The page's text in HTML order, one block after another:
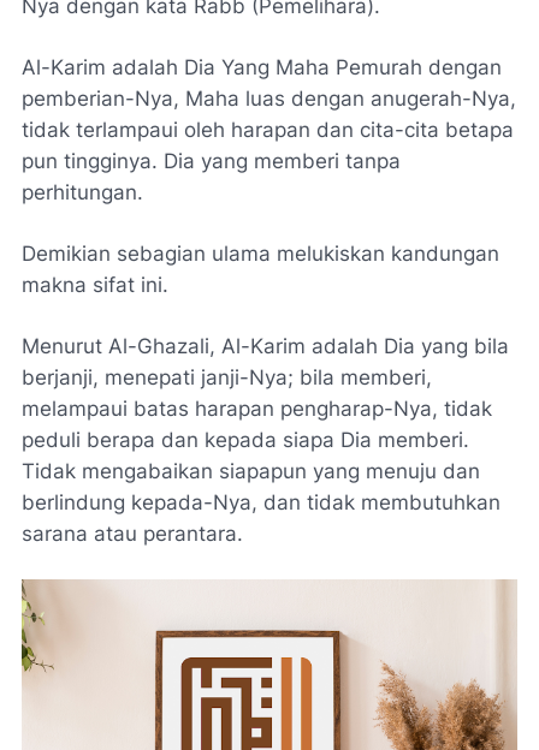
Nya dengan kata Rabb (Pemelihara).
Al-Karim adalah Dia Yang Maha Pemurah dengan
pemberian-Nya, Maha luas dengan anugerah-Nya,
tidak terlampaui oleh harapan dan cita-cita betapa
pun tingginya. Dia yang memberi tanpa
perhitungan.
Demikian sebagian ulama melukiskan kandungan
makna sifat ini.
Menurut Al-Ghazali, Al-Karim adalah Dia yang bila
berjanji, menepati janji-Nya; bila memberi,
melampaui batas harapan pengharap-Nya, tidak
peduli berapa dan kepada siapa Dia memberi.
Tidak mengabaikan siapapun yang menuju dan
berlindung kepada-Nya, dan tidak membutuhkan
sarana atau perantara.